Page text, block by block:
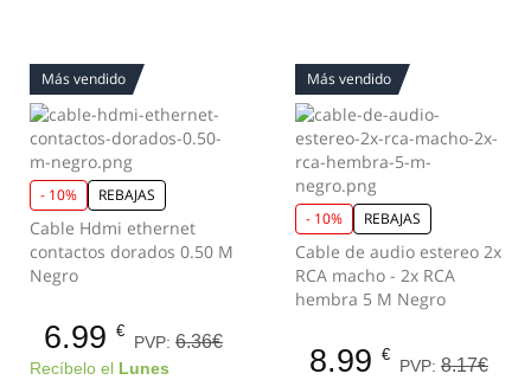
Más vendido
- 10% REBAJAS
Cable Hdmi ethernet
contactos dorados 0.50 M
Negro
6.99 €
PVP: 6.36€
Recíbelo el Lunes
Más vendido
- 10% REBAJAS
Cable de audio estereo 2x
RCA macho - 2x RCA
hembra 5 M Negro
8.99 €
PVP: 8.17€